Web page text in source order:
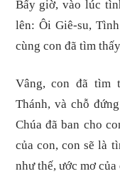
Bấy giờ, vào lúc
lên: Ôi Giê-su,
cùng con đã tìm
Vâng, con đã tìm
Thánh, và chỗ
Chúa đã ban cho
của con, con sẽ là
như thế, ước mơ